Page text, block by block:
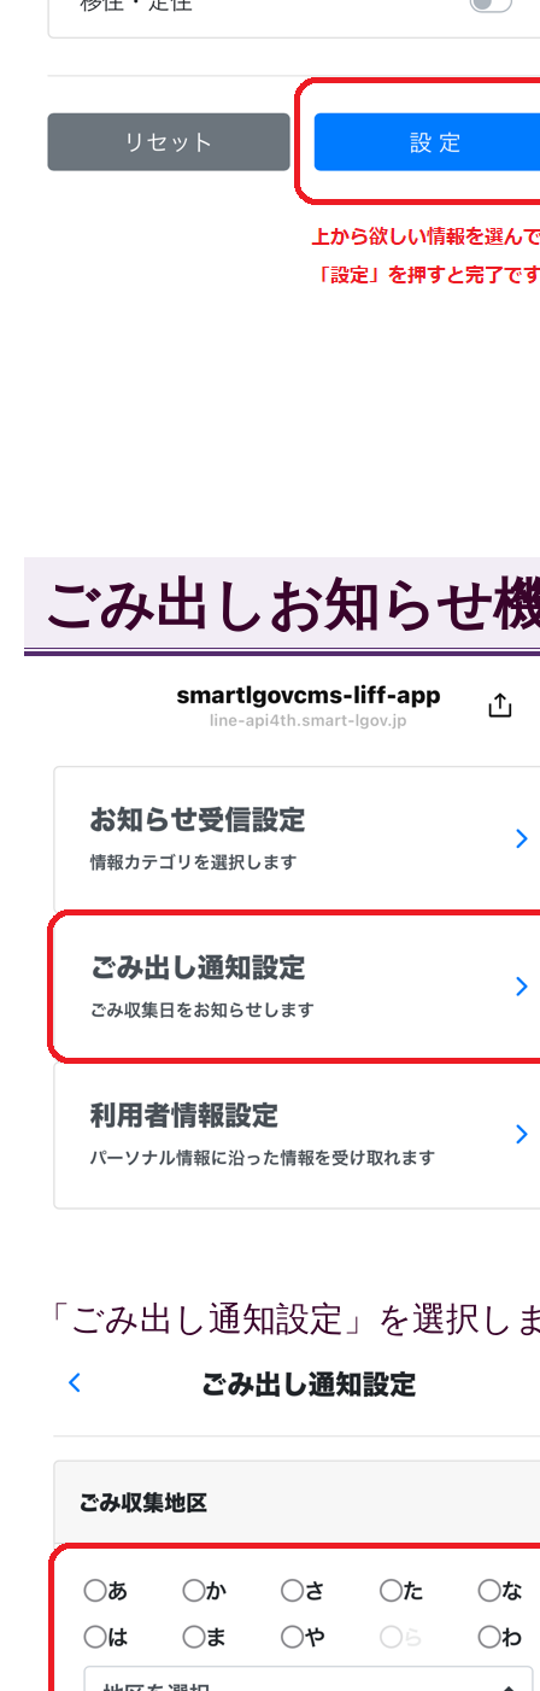
ごみ出しお知らせ
「ごみ出し通知設定」を選択し